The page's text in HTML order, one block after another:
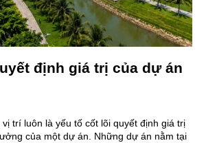
định giá trị của dự án
trí luôn là yếu tố cốt lõi quyết định giá trị
của một dự án. Những dự án nằm tại